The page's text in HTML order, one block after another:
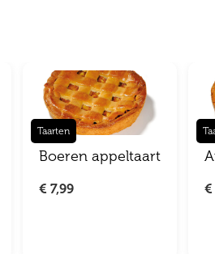
Taarten
Boeren appeltaart
€ 7,99 €